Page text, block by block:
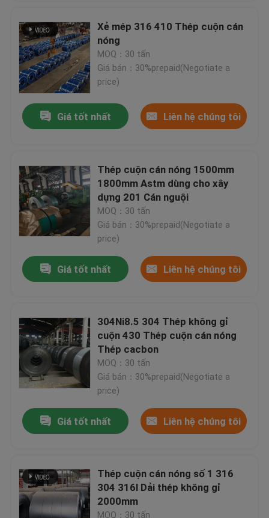
Xẻ mép 316 410 Thép cuộn cán
nóng
MOQ：30 tấn
Giá bán：30%prepaid(Negotiate a
price)
Giá tốt nhất Liên hệ chúng tôi
Thép cuộn cán nóng 1500mm
1800mm Astm dùng cho xây
dựng 201 Cán nguội
MOQ：30 tấn
Giá bán：30%prepaid(Negotiate a
price)
Giá tốt nhất Liên hệ chúng tôi
304Ni8.5 304 Thép không gỉ
cuộn 430 Thép cuộn cán nóng
Thép cacbon
MOQ：30 tấn
Giá bán：30%prepaid(Negotiate a
price)
Giá tốt nhất Liên hệ chúng tôi
Thép cuộn cán nóng số 1 316
304 316l Dải thép không gỉ
2000mm
MOQ：30 tấn